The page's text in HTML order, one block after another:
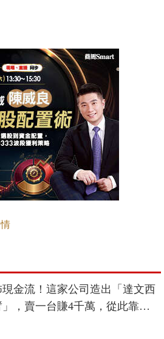
現金流！這家公司造出「達文西
」，賣一台賺4千萬，從此靠耗
停...